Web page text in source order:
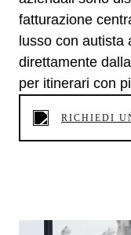
fatturazione
lusso con
direttamente
per itinerari con
RICHIEDI